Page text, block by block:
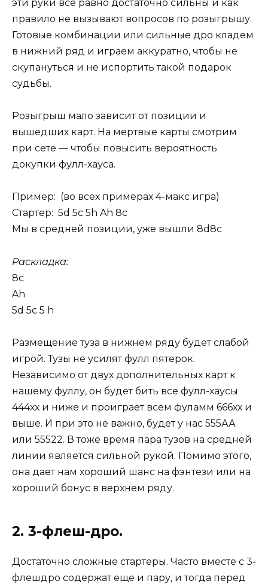
эти руки все равно достаточно сильны и как
правило не вызывают вопросов по розыгрышу.
Готовые комбинации или сильные дро кладем
в нижний ряд и играем аккуратно, чтобы не
скупануться и не испортить такой подарок
судьбы.
Розыгрыш мало зависит от позиции и
вышедших карт. На мертвые карты смотрим
при сете — чтобы повысить вероятность
докупки фулл-хауса.
Пример: (во всех примерах 4-макс игра)
Стартер: 5d 5c 5h Ah 8c
Мы в средней позиции, уже вышли 8d8c
Раскладка:
8c
Ah
5d 5c 5 h
Размещение туза в нижнем ряду будет слабой
игрой. Тузы не усилят фулл пятерок.
Независимо от двух дополнительных карт к
нашему фуллу, он будет бить все фулл-хаусы
444хх и ниже и проиграет всем фуламм 666хх и
выше. И при это не важно, будет у нас 555АА
или 55522. В тоже время пара тузов на средней
линии является сильной рукой. Помимо этого,
она дает нам хороший шанс на фэнтези или на
хороший бонус в верхнем ряду.
2. 3-флеш-дро.
Достаточно сложные стартеры. Часто вместе с 3-
флешдро содержат еще и пару, и тогда перед